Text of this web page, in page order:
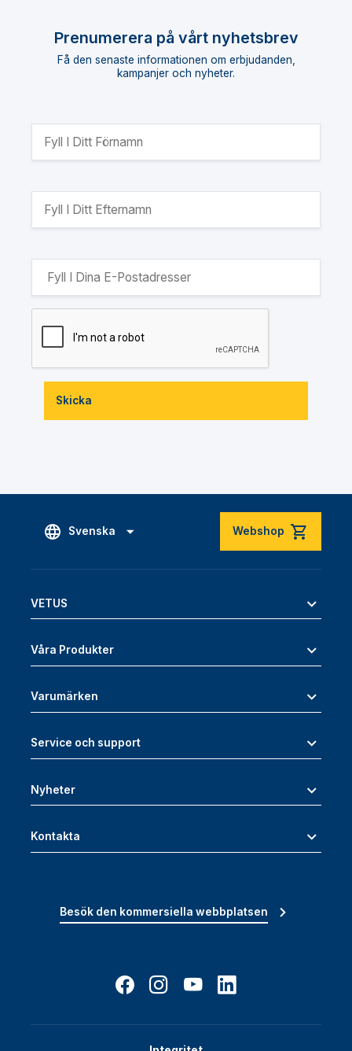
Prenumerera på vårt nyhetsbrev
Få den senaste informationen om erbjudanden,
kampanjer och nyheter.
Skicka
Svenska Webshop
VETUS
Våra Produkter
Varumärken
Service och support
Nyheter
Kontakta
Besök den kommersiella webbplatsen